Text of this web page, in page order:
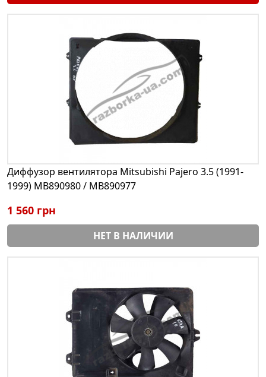
Диффузор вентилятора Mitsubishi Pajero 3.5 (1991-
1999) MB890980 / MB890977
1 560 грн
НЕТ В НАЛИЧИИ